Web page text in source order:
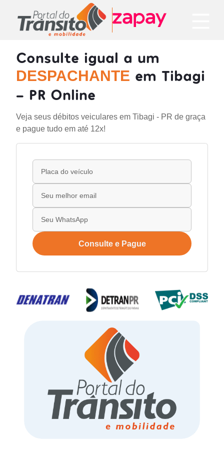
Consulte igual a um
DESPACHANTE em Tibagi
- PR Online
Veja seus débitos veiculares em Tibagi - PR de graça
e pague tudo em até 12x!
Consulte e Pague